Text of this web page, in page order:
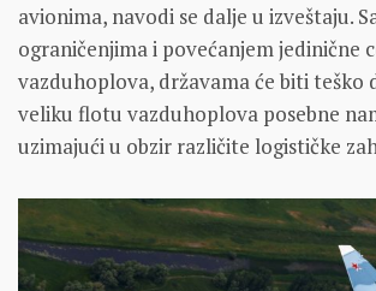
avionima, navodi se dalje u izveštaju.
ograničenjima i povećanjem jedinične
vazduhoplova, državama će biti teško
veliku flotu vazduhoplova posebne
uzimajući u obzir različite logističke